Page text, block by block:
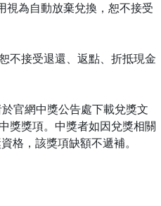
視為自動放棄兌換，恕不接受
不接受退還、返點、折抵現金
官網中獎公告處下載兌獎文
獎獎項。中獎者如因兌獎相關
格，該獎項缺額不遞補。